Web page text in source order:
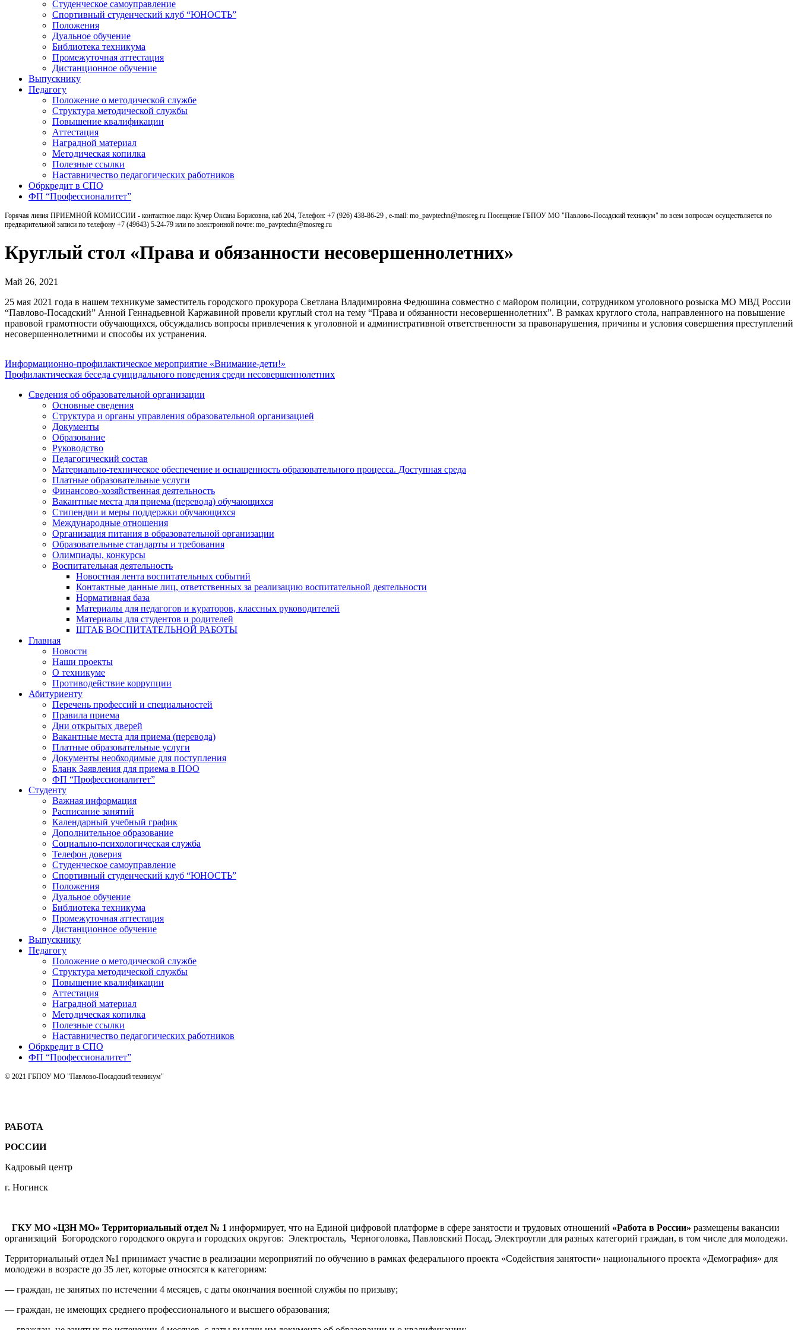
Студенческое самоуправление
Спортивный студенческий клуб “ЮНОСТЬ”
Положения
Дуальное обучение
Библиотека техникума
Промежуточная аттестация
Дистанционное обучение
Выпускнику
Педагогу
Положение о методической службе
Структура методической службы
Повышение квалификации
Аттестация
Наградной материал
Методическая копилка
Полезные ссылки
Наставничество педагогических работников
Обркредит в СПО
ФП “Профессионалитет”
Горячая линия ПРИЕМНОЙ КОМИССИИ - контактное лицо: Кучер Оксана Борисовна, каб 204, Телефон: +7 (926) 438-86-29 , e-mail: mo_pavptechn@mosreg.ru Посещение ГБПОУ МО "Павлово-Посадский техникум" по всем вопросам осуществляется по
предварительной записи по телефону +7 (49643) 5-24-79 или по электронной почте: mo_pavptechn@mosreg.ru
Круглый стол «Права и обязанности несовершеннолетних»
Май 26, 2021
25 мая 2021 года в нашем техникуме заместитель городского прокурора Светлана Владимировна Федюшина совместно с майором полиции, сотрудником уголовного розыска МО МВД России
“Павлово-Посадский” Анной Геннадьевной Каржавиной провели круглый стол на тему “Права и обязанности несовершеннолетних”. В рамках круглого стола, направленного на повышение
правовой грамотности обучающихся, обсуждались вопросы привлечения к уголовной и административной ответственности за правонарушения, причины и условия совершения преступлений
несовершеннолетними и способы их устранения.
Навигация
по
записям
Информационно-профилактическое мероприятие «Внимание-дети!»
Профилактическая беседа суицидального поведения среди несовершеннолетних
Сведения об образовательной организации
Основные сведения
Структура и органы управления образовательной организацией
Документы
Образование
Руководство
Педагогический состав
Материально-техническое обеспечение и оснащенность образовательного процесса. Доступная среда
Платные образовательные услуги
Финансово-хозяйственная деятельность
Вакантные места для приема (перевода) обучающихся
Стипендии и меры поддержки обучающихся
Международные отношения
Организация питания в образовательной организации
Образовательные стандарты и требования
Олимпиады, конкурсы
Воспитательная деятельность
Новостная лента воспитательных событий
Контактные данные лиц, ответственных за реализацию воспитательной деятельности
Нормативная база
Материалы для педагогов и кураторов, классных руководителей
Материалы для студентов и родителей
ШТАБ ВОСПИТАТЕЛЬНОЙ РАБОТЫ
Главная
Новости
Наши проекты
О техникуме
Противодействие коррупции
Абитуриенту
Перечень профессий и специальностей
Правила приема
Дни открытых дверей
Вакантные места для приема (перевода)
Платные образовательные услуги
Документы необходимые для поступления
Бланк Заявления для приема в ПОО
ФП “Профессионалитет”
Студенту
Важная информация
Расписание занятий
Календарный учебный график
Дополнительное образование
Социально-психологическая служба
Телефон доверия
Студенческое самоуправление
Спортивный студенческий клуб “ЮНОСТЬ”
Положения
Дуальное обучение
Библиотека техникума
Промежуточная аттестация
Дистанционное обучение
Выпускнику
Педагогу
Положение о методической службе
Структура методической службы
Повышение квалификации
Аттестация
Наградной материал
Методическая копилка
Полезные ссылки
Наставничество педагогических работников
Обркредит в СПО
ФП “Профессионалитет”
© 2021 ГБПОУ МО "Павлово-Посадский техникум"
РАБОТА
РОССИИ
Кадровый центр
г. Ногинск
ГКУ МО «ЦЗН МО» Территориальный отдел № 1 информирует, что на Единой цифровой платформе в сфере занятости и трудовых отношений «Работа в России» размещены вакансии
организаций Богородского городского округа и городских округов: Электросталь, Черноголовка, Павловский Посад, Электроугли для разных категорий граждан, в том числе для молодежи.
Территориальный отдел №1 принимает участие в реализации мероприятий по обучению в рамках федерального проекта «Содействия занятости» национального проекта «Демография» для
молодежи в возрасте до 35 лет, которые относятся к категориям:
— граждан, не занятых по истечении 4 месяцев, с даты окончания военной службы по призыву;
— граждан, не имеющих среднего профессионального и высшего образования;